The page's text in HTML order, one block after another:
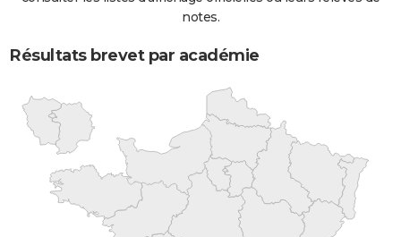
notes.
Résultats brevet par académie